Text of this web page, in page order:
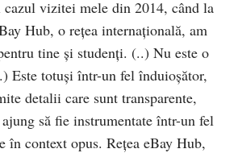
cazul vizitei mele din 2014, când la
Hub, o reţea internaţională, am
tine şi studenţi. (..) Nu este o
Este totuşi într-un fel înduioşător,
detalii care sunt transparente,
să fie instrumentate într-un fel
în context opus. Reţea eBay Hub,